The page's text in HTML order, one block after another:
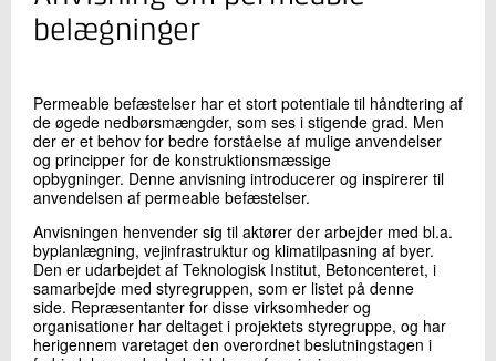
Faglig leder
Byggeri og Anlæg
Skriv til mig
belægninger
Permeable befæstelser har et stort potentiale til håndtering af
de øgede nedbørsmængder, som ses i stigende grad. Men
der er et behov for bedre forståelse af mulige anvendelser
og principper for de konstruktionsmæssige
opbygninger. Denne anvisning introducerer og inspirerer til
anvendelsen af permeable befæstelser.
Anvisningen henvender sig til aktører der arbejder med bl.a.
byplanlægning, vejinfrastruktur og klimatilpasning af byer.
Den er udarbejdet af Teknologisk Institut, Betoncenteret, i
samarbejde med styregruppen, som er listet på denne
side. Repræsentanter for disse virksomheder og
organisationer har deltaget i projektets styregruppe, og har
herigennem varetaget den overordnet beslutningstagen i